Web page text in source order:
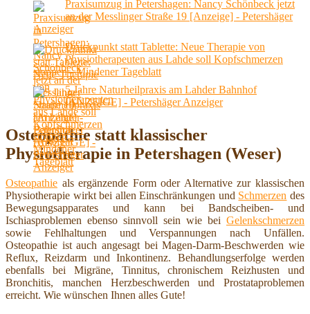
Praxisumzug in Petershagen: Nancy Schönbeck jetzt
an der Messlinger Straße 19 [Anzeige] - Petershäger
Anzeiger
Druckpunkt statt Tablette: Neue Therapie von
Physiotherapeuten aus Lahde soll Kopfschmerzen
stoppen - Mindener Tageblatt
5 Jahre Naturheilpraxis am Lahder Bahnhof
[ANZEIGE] - Petershäger Anzeiger
Osteopathie statt klassischer
Physiotherapie in Petershagen (Weser)
Osteopathie als ergänzende Form oder Alternative zur klassischen
Physiotherapie wirkt bei allen Einschränkungen und Schmerzen des
Bewegungsapparates und kann bei Bandscheiben- und
Ischiasproblemen ebenso sinnvoll sein wie bei Gelenkschmerzen
sowie Fehlhaltungen und Verspannungen nach Unfällen.
Osteopathie ist auch angesagt bei Magen-Darm-Beschwerden wie
Reflux, Reizdarm und Inkontinenz. Behandlungserfolge werden
ebenfalls bei Migräne, Tinnitus, chronischem Reizhusten und
Bronchitis, manchen Herzbeschwerden und Prostataproblemen
erreicht. Wie wünschen Ihnen alles Gute!